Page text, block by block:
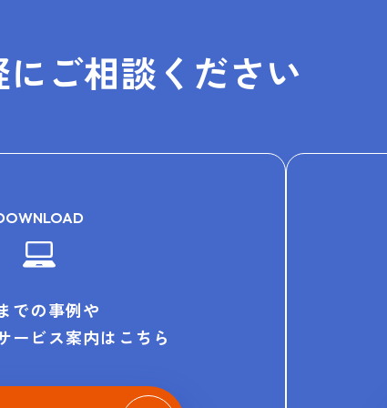
ご相談ください
での事例や
ービス案内はこちら